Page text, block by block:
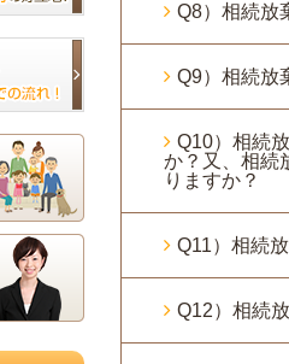
Q8）相続放
Q9）相続放
Q10）相続
か？又、相続
りますか？
Q11）相続
Q12）相続